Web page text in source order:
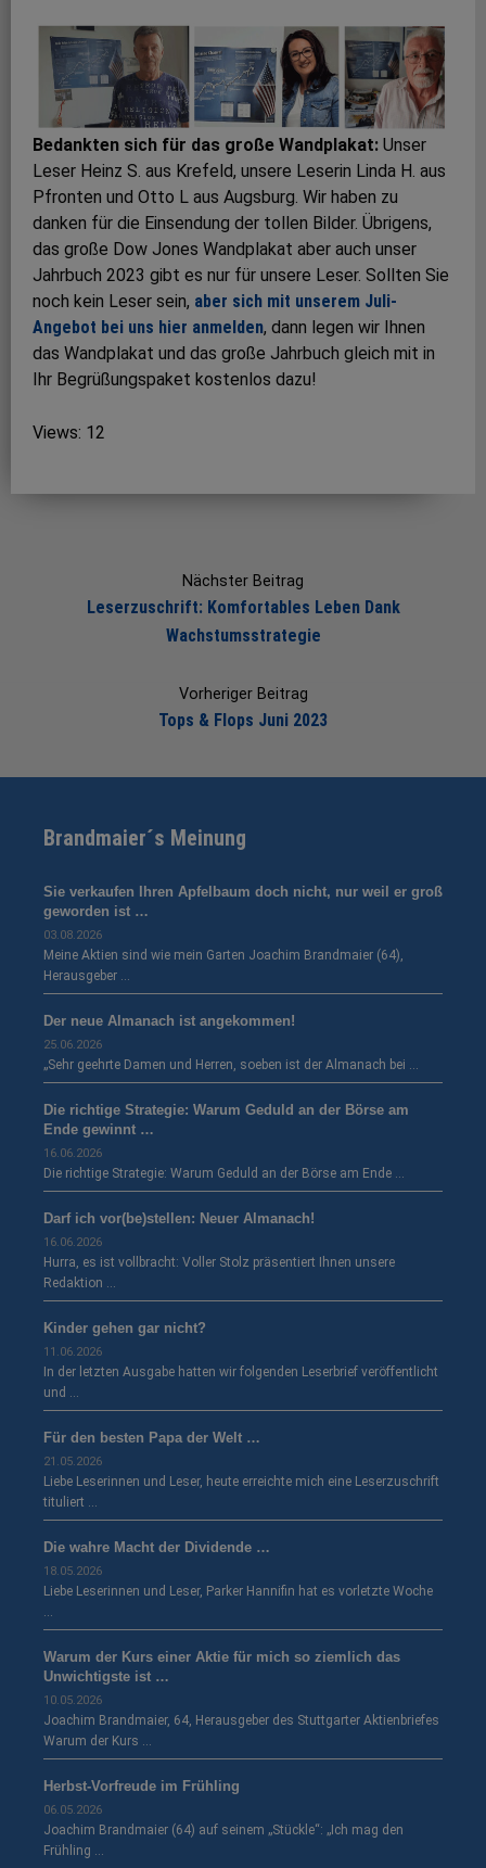
Bedankten sich für das große Wandplakat: Unser
Leser Heinz S. aus Krefeld, unsere Leserin Linda H. aus
Pfronten und Otto L aus Augsburg. Wir haben zu
danken für die Einsendung der tollen Bilder. Übrigens,
das große Dow Jones Wandplakat aber auch unser
Jahrbuch 2023 gibt es nur für unsere Leser. Sollten Sie
noch kein Leser sein, aber sich mit unserem Juli-
Angebot bei uns hier anmelden, dann legen wir Ihnen
das Wandplakat und das große Jahrbuch gleich mit in
Ihr Begrüßungspaket kostenlos dazu!
Views: 12
Nächster Beitrag
Leserzuschrift: Komfortables Leben Dank
Wachstumsstrategie
Vorheriger Beitrag
Tops & Flops Juni 2023
Brandmaier´s Meinung
Sie verkaufen Ihren Apfelbaum doch nicht, nur weil er groß
geworden ist …
03.08.2026
Meine Aktien sind wie mein Garten Joachim Brandmaier (64),
Herausgeber …
Der neue Almanach ist angekommen!
25.06.2026
„Sehr geehrte Damen und Herren, soeben ist der Almanach bei …
Die richtige Strategie: Warum Geduld an der Börse am
Ende gewinnt …
16.06.2026
Die richtige Strategie: Warum Geduld an der Börse am Ende …
Darf ich vor(be)stellen: Neuer Almanach!
16.06.2026
Hurra, es ist vollbracht: Voller Stolz präsentiert Ihnen unsere
Redaktion …
Kinder gehen gar nicht?
11.06.2026
In der letzten Ausgabe hatten wir folgenden Leserbrief veröffentlicht
und …
Für den besten Papa der Welt …
21.05.2026
Liebe Leserinnen und Leser, heute erreichte mich eine Leserzuschrift
tituliert …
Die wahre Macht der Dividende …
18.05.2026
Liebe Leserinnen und Leser, Parker Hannifin hat es vorletzte Woche
Warum der Kurs einer Aktie für mich so ziemlich das
Unwichtigste ist …
10.05.2026
Joachim Brandmaier, 64, Herausgeber des Stuttgarter Aktienbriefes
Warum der Kurs …
Herbst-Vorfreude im Frühling
06.05.2026
Joachim Brandmaier (64) auf seinem „Stückle“: „Ich mag den
Frühling …